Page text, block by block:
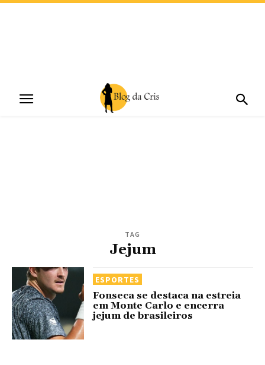
TAG
Jejum
ESPORTES
Fonseca se destaca na estreia
em Monte Carlo e encerra
jejum de brasileiros